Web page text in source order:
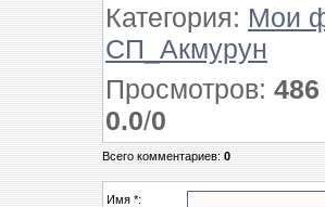
Категория: Мои
СП_Акмурун
Просмотров: 486
0.0/0
Всего комментариев:0
Имя *: